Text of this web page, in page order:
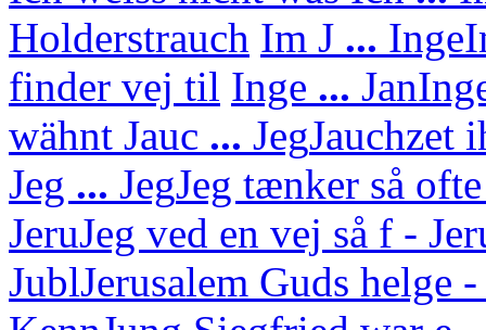
Holderstrauch Im J ... Inge
finder vej til Inge ... Jan
wähnt Jauc ... JegJauchzet
Jeg ... JegJeg tænker så
JeruJeg ved en vej så f -
JublJerusalem Guds helge